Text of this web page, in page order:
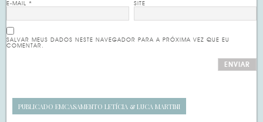
E-MAIL* SITE
SALVAR MEUS DADOS NESTE NAVEGADOR PARA A PRÓXIMA VEZ QUE EU
COMENTAR.
PUBLICADO EMCASAMENTO LETÍCIA & LUCA MARTINI